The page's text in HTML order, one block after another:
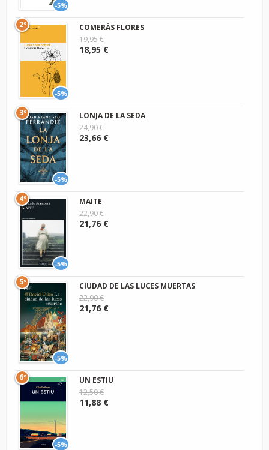
-5%
-5%
2º
COMERÁS FLORES
19,95 €
18,95 €
-5%
3º
LONJA DE LA SEDA
24,90 €
23,66 €
-5%
4º
MAITE
22,90 €
21,76 €
-5%
5º
CIUDAD DE LAS LUCES MUERTAS
22,90 €
21,76 €
-5%
6º
UN ESTIU
12,50 €
11,88 €